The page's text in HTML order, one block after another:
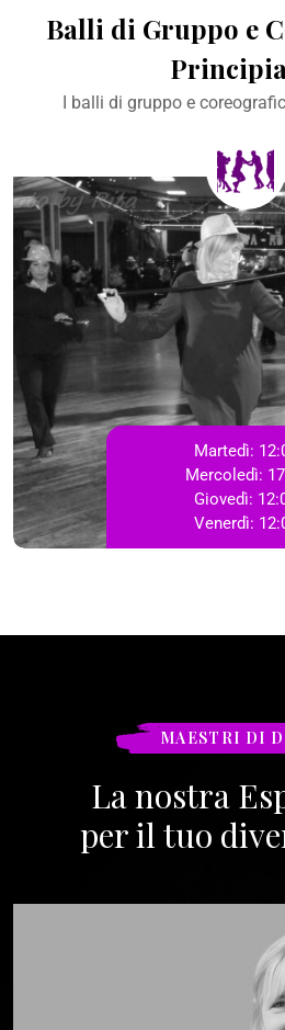
Balli di Gruppo e
I balli di gruppo e
Martedì:
Mercoledì:
Giovedì:
Venerdì:
MAESTRI DI
La nostra
per il tuo